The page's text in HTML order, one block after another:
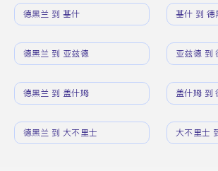
德黑兰 到 基什 基什 到 德
德黑兰 到 亚兹德 亚兹德 到
德黑兰 到 盖什姆 盖什姆 到
德黑兰 到 大不里士 大不里士